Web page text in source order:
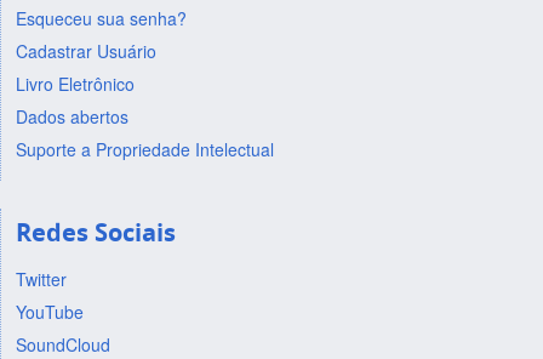
Esqueceu sua senha?
Cadastrar Usuário
Livro Eletrônico
Dados abertos
Suporte a Propriedade Intelectual
Redes Sociais
Twitter
YouTube
SoundCloud